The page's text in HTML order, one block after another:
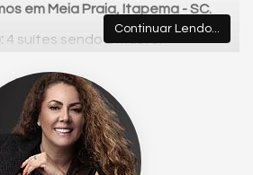
em Meia Praia, Itapema - SC.
4 suítes sendo 2 master
cozinha, área de serviço,
com banheiro
Cozinha americana com
com sala de estar, jantar e jogos,
com banheira.
Continuar Lendo...